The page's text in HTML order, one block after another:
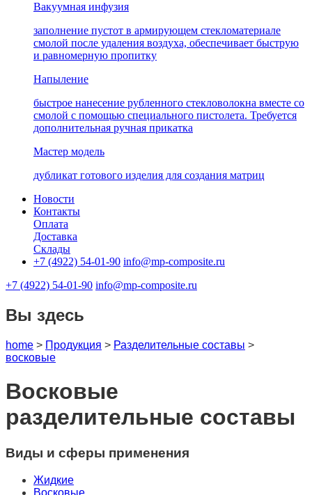
Вакуумная инфузия
заполнение пустот в армирующем стекломатериале
смолой после удаления воздуха, обеспечивает быструю
и равномерную пропитку
Напыление
быстрое нанесение рубленного стекловолокна вместе со
смолой с помощью специального пистолета. Требуется
дополнительная ручная прикатка
Мастер модель
дубликат готового изделия для создания матриц
Новости
Контакты
Оплата
Доставка
Склады
+7 (4922) 54-01-90 info@mp-composite.ru
+7 (4922) 54-01-90 info@mp-composite.ru
Вы здесь
home > Продукция > Разделительные составы >
восковые
Восковые
разделительные составы
Виды и сферы применения
Жидкие
Восковые